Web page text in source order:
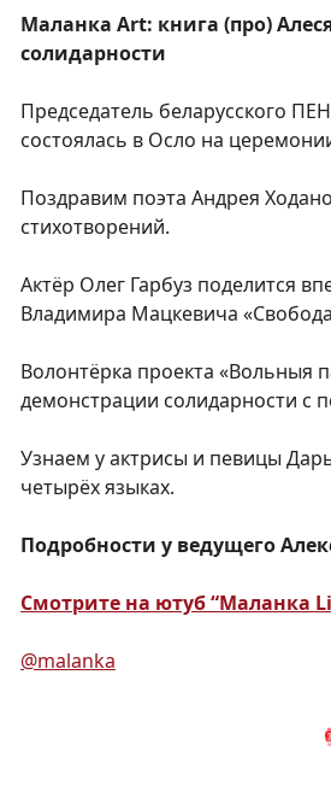
Маланка Art: книга (про)
солидарности
Председатель беларусского
состоялась в Осло на
Поздравим поэта Андрея
стихотворений.
Актёр Олег Гарбуз поделится
Владимира Мацкевича
Волонтёрка проекта «Вольныя
демонстрации солидарности с
Узнаем у актрисы и певицы
четырёх языках.
Подробности у ведущего
Смотрите на ютуб “Маланка
@malanka